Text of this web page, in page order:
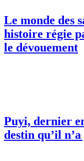
Le monde des
histoire régie
le dévouement
Puyi, dernier
destin qu’il